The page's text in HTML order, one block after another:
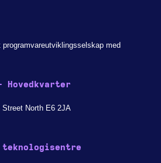
med
Street North E6 2JA